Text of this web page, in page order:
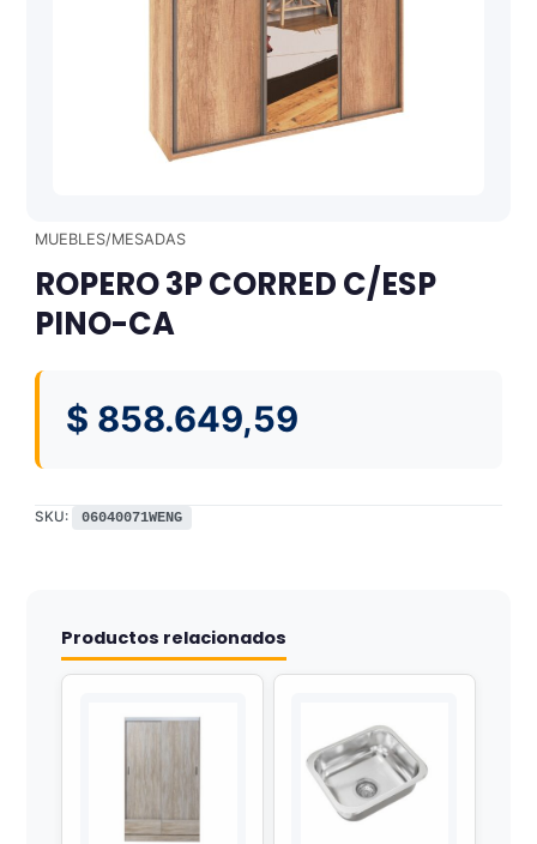
MUEBLES/MESADAS
ROPERO 3P CORRED C/ESP
PINO-CA
$ 858.649,59
SKU: 06040071WENG
Productos relacionados